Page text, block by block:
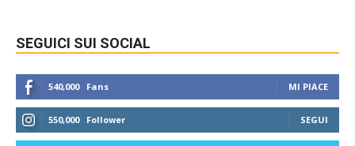
SEGUICI SUI SOCIAL
540,000 Fans MI PIACE
550,000 Follower SEGUI